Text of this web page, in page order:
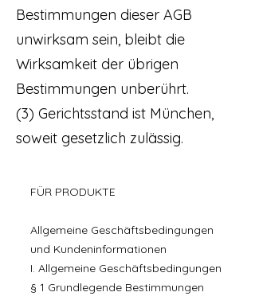
Bestimmungen dieser AGB
unwirksam sein, bleibt die
Wirksamkeit der übrigen
Bestimmungen unberührt.
(3) Gerichtsstand ist München,
soweit gesetzlich zulässig.
FÜR PRODUKTE
Allgemeine Geschäftsbedingungen
und Kundeninformationen
I. Allgemeine Geschäftsbedingungen
§ 1 Grundlegende Bestimmungen